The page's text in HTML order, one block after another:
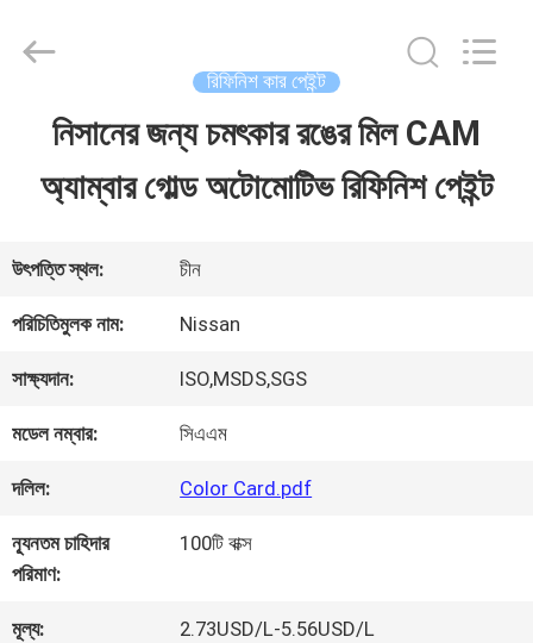
ভিডিও
আমাদের
সম্পর্কে
কারখানা
Chemical
Reserved.
রিফিনিশ কার পেইন্ট
নিসানের জন্য চমৎকার রঙের মিল CAM
অ্যাম্বার গোল্ড অটোমোটিভ রিফিনিশ পেইন্ট
উৎপত্তি স্থল: চীন
পরিচিতিমুলক নাম: Nissan
সাক্ষ্যদান: ISO,MSDS,SGS
মডেল নম্বার: সিএএম
দলিল: Color Card.pdf
ন্যূনতম চাহিদার
পরিমাণ:
100টি বাক্স
মূল্য: 2.73USD/L-5.56USD/L